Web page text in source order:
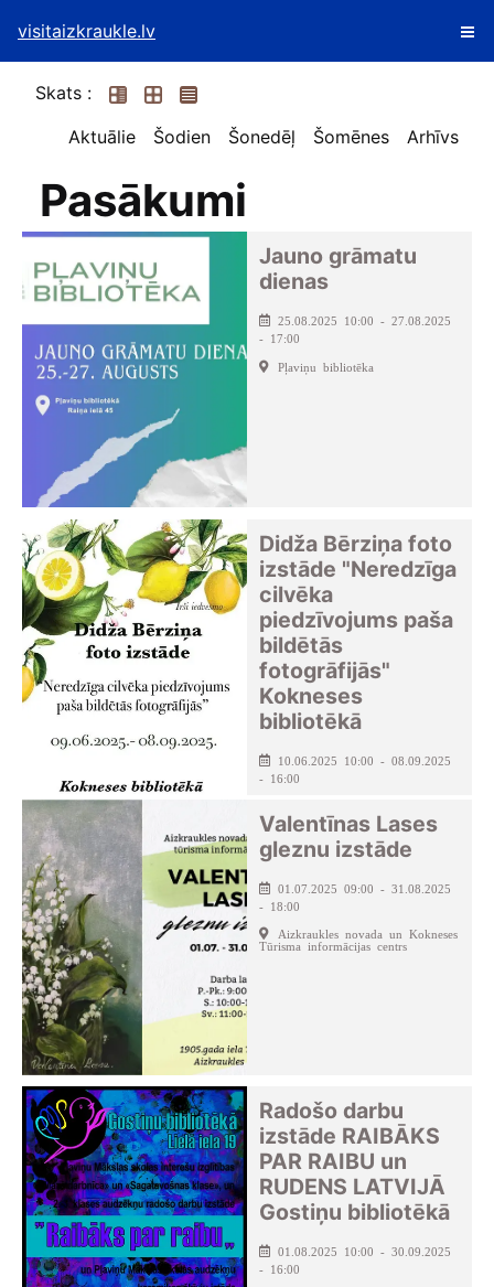
visitaizkraukle.lv
Skats :
Aktuālie
Šodien Šonedēļ Šomēnes Arhīvs
Pasākumi
Jauno grāmatu
dienas
25.08.2025 10:00 - 27.08.2025
- 17:00
Pļaviņu bibliotēka
Didža Bērziņa foto
izstāde "Neredzīga
cilvēka
piedzīvojums paša
bildētās
fotogrāfijās"
Kokneses
bibliotēkā
10.06.2025 10:00 - 08.09.2025
- 16:00
Valentīnas Lases
gleznu izstāde
01.07.2025 09:00 - 31.08.2025
- 18:00
Aizkraukles novada un Kokneses
Tūrisma informācijas centrs
Radošo darbu
izstāde RAIBĀKS
PAR RAIBU un
RUDENS LATVIJĀ
Gostiņu bibliotēkā
01.08.2025 10:00 - 30.09.2025
- 16:00